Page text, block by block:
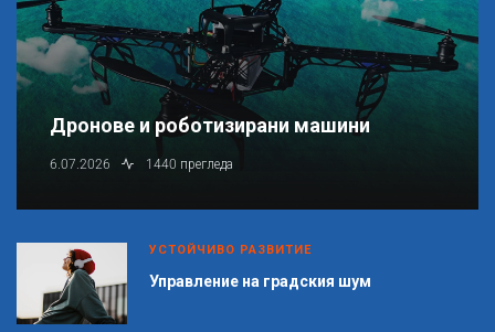
Дронове и роботизирани машини
6.07.2026 1440 прегледа
УСТОЙЧИВО РАЗВИТИЕ
Управление на градския шум